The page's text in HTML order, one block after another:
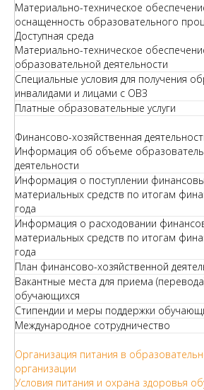
Материально-техническое
оснащенность образовательного
Доступная среда
Материально-техническое
образовательной деятельности
Специальные условия для получения
инвалидами и лицами с ОВЗ
Платные образовательные услуги
Финансово-хозяйственная
Информация об объеме
деятельности
Информация о поступлении
материальных средств по итогам
года
Информация о расходовании
материальных средств по итогам
года
План финансово-хозяйственной
Вакантные места для приема
обучающихся
Стипендии и меры поддержки
Международное сотрудничество
Организация питания в
организации
Условия питания и охрана здоровья